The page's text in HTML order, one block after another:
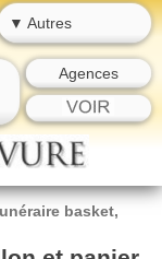
▼ Autres
Agences
basket,